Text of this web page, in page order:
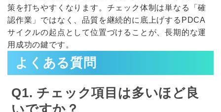
策を打ちやすくなります。チェック体制は単なる「確
認作業」ではなく、品質を継続的に底上げするPDCA
サイクルの起点として位置づけることが、長期的な運
用成功の鍵です。
よくある質問
Q1. チェック項目は多いほど良